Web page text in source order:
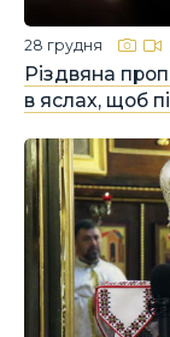
Різдвяна
в яслах, щоб
28 грудня